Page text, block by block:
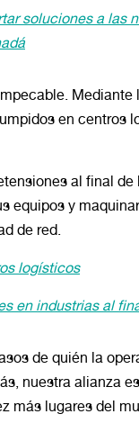
soluciones a las
en centros
al final
equipos y
de red.
logísticos
en industrias al
de quién la
nuestra alianza
más lugares del